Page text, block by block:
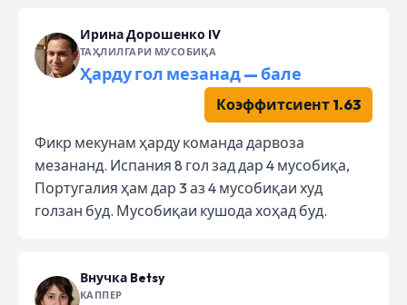
Ирина Дорошенко IV
ТАҲЛИЛГАРИ МУСОБИҚА
Ҳарду гол мезанад — бале
Коэффитсиент 1.63
Фикр мекунам ҳарду команда дарвоза
мезананд. Испания 8 гол зад дар 4 мусобиқа,
Португалия ҳам дар 3 аз 4 мусобиқаи худ
голзан буд. Мусобиқаи кушода хоҳад буд.
Внучка Betsy
КАППЕР